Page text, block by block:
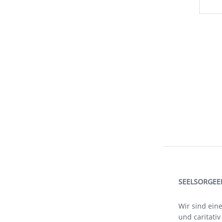
Wir sind
und